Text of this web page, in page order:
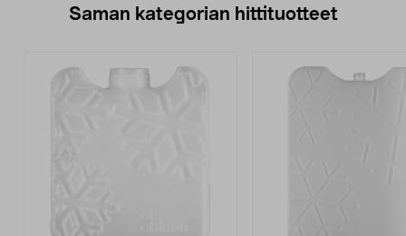
Saman kategorian hittituotteet